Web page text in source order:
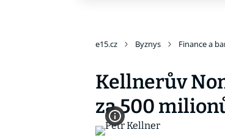
e15.cz Byznys Finance a
Kellnerův
za 500